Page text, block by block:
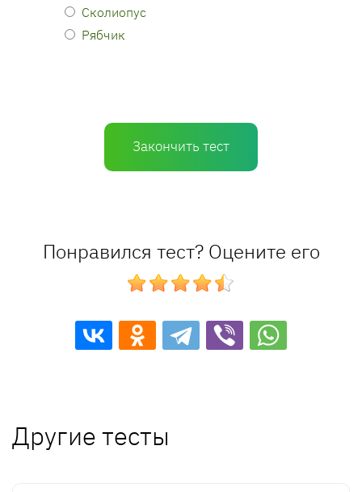
Сколиопус
Рябчик
Закончить тест
Понравился тест? Оцените его
Другие тесты